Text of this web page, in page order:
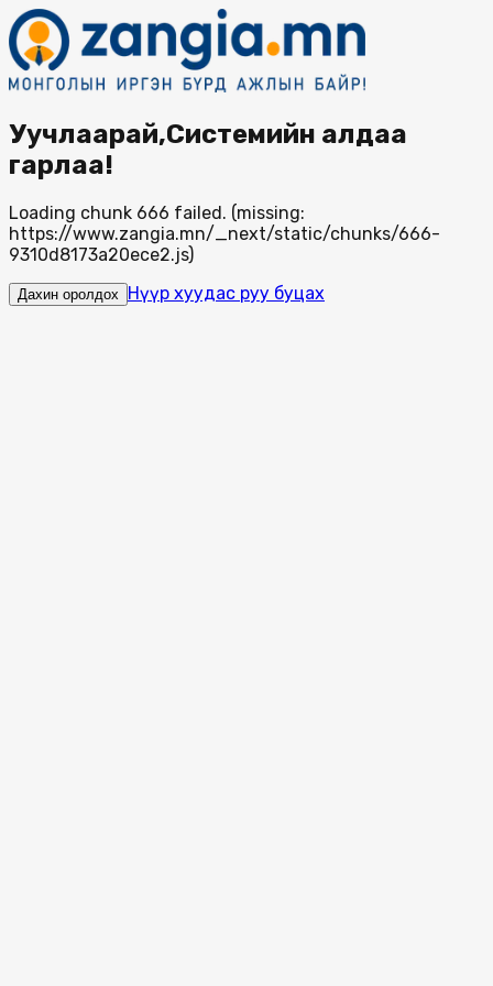
Уучлаарай,Системийн алдаа
гарлаа!
Loading chunk 666 failed. (missing:
https://www.zangia.mn/_next/static/chunks/666-
9310d8173a20ece2.js)
Дахин оролдох Нүүр хуудас руу буцах